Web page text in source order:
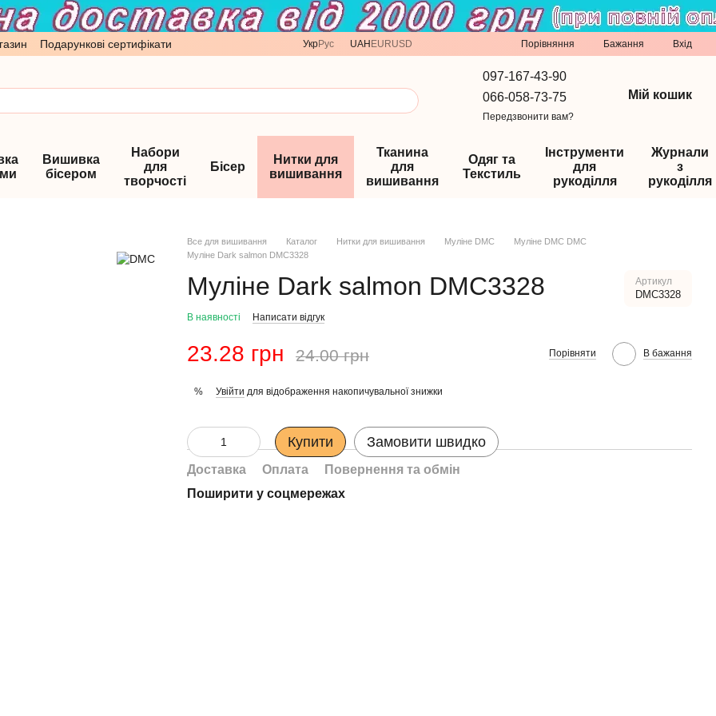
Подарункові сертифікати УкрРус UAH EURUSD Порівняння Бажання Вхід
097-167-43-90
066-058-73-75
Передзвонити вам?
Мій кошик
Вишивка
бісером
Набори
для
творчості
Бісер
Нитки для
вишивання
Тканина
для
вишивання
Одяг та
Текстиль
Інструменти
для
рукоділля
Журнали
з
рукоділля
Все для вишивання Каталог Нитки для вишивання Муліне DMC
Муліне DMC DMC
Муліне Dark salmon DMC3328
Муліне Dark salmon DMC3328 Артикул
DMC3328
В наявності Написати відгук
23.28 грн 24.00 грн Порівняти В бажання
% Увійти для відображення накопичувальної знижки
Купити Замовити швидко
Доставка Оплата
Повернення та обмін
Поширити у соцмережах